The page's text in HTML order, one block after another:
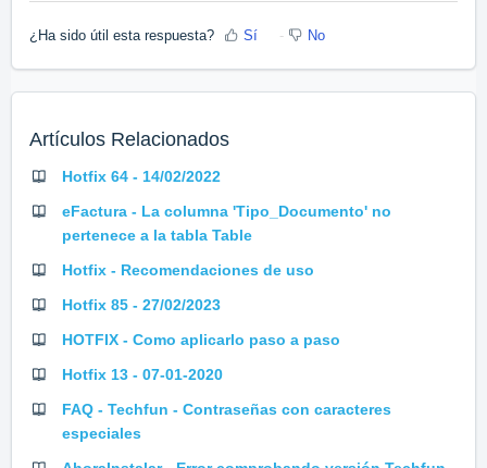
¿Ha sido útil esta respuesta? Sí No
Artículos Relacionados
Hotfix 64 - 14/02/2022
eFactura - La columna 'Tipo_Documento' no
pertenece a la tabla Table
Hotfix - Recomendaciones de uso
Hotfix 85 - 27/02/2023
HOTFIX - Como aplicarlo paso a paso
Hotfix 13 - 07-01-2020
FAQ - Techfun - Contraseñas con caracteres
especiales